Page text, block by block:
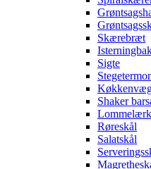
Skærebræt
Sigte
Shaker
Røreskål
Salatskål